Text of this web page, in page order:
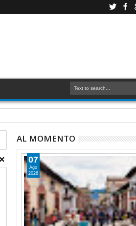
AL MOMENTO
07
Ago
2026